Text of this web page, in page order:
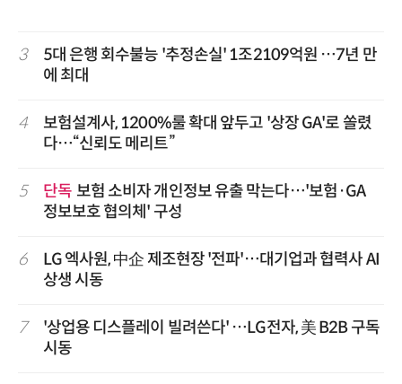
3
5대 은행 회수불능 '추정손실' 1조2109억원 …7년 만
에 최대
4
보험설계사, 1200%룰 확대 앞두고 '상장 GA'로 쏠렸
다…“신뢰도 메리트”
5 단독 보험 소비자 개인정보 유출 막는다…'보험·GA
정보보호 협의체' 구성
6
LG 엑사원, 中企 제조현장 '전파'…대기업과 협력사 AI
상생 시동
7
'상업용 디스플레이 빌려쓴다' …LG전자, 美 B2B 구독
시동